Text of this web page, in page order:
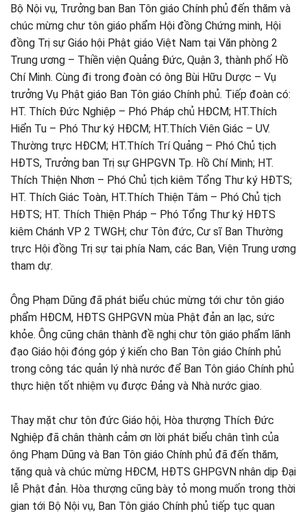
Bộ Nội vụ, Trưởng ban Ban Tôn giáo Chính phủ đến thăm và
chúc mừng chư tôn giáo phẩm Hội đồng Chứng minh, Hội
đồng Trị sự Giáo hội Phật giáo Việt Nam tại Văn phòng 2
Trung ương – Thiền viện Quảng Đức, Quận 3, thành phố Hồ
Chí Minh. Cùng đi trong đoàn có ông Bùi Hữu Dược – Vụ
trưởng Vụ Phật giáo Ban Tôn giáo Chính phủ. Tiếp đoàn có:
HT. Thích Đức Nghiệp – Phó Pháp chủ HĐCM; HT.Thích
Hiển Tu – Phó Thư ký HĐCM; HT.Thích Viên Giác – UV.
Thường trực HĐCM; HT.Thích Trí Quảng – Phó Chủ tịch
HĐTS, Trưởng ban Trị sự GHPGVN Tp. Hồ Chí Minh; HT.
Thích Thiện Nhơn – Phó Chủ tịch kiêm Tổng Thư ký HĐTS;
HT. Thích Giác Toàn, HT.Thích Thiện Tâm – Phó Chủ tịch
HĐTS; HT. Thích Thiện Pháp – Phó Tổng Thư ký HĐTS
kiêm Chánh VP 2 TWGH; chư Tôn đức, Cư sĩ Ban Thường
trực Hội đồng Trị sự tại phía Nam, các Ban, Viện Trung ương
tham dự.
Ông Phạm Dũng đã phát biểu chúc mừng tới chư tôn giáo
phẩm HĐCM, HĐTS GHPGVN mùa Phật đản an lạc, sức
khỏe. Ông cũng chân thành đề nghị chư tôn giáo phẩm lãnh
đạo Giáo hội đóng góp ý kiến cho Ban Tôn giáo Chính phủ
trong công tác quản lý nhà nước để Ban Tôn giáo Chính phủ
thực hiện tốt nhiệm vụ được Đảng và Nhà nước giao.
Thay mặt chư tôn đức Giáo hội, Hòa thượng Thích Đức
Nghiệp đã chân thành cảm ơn lời phát biểu chân tình của
ông Phạm Dũng và Ban Tôn giáo Chính phủ đã đến thăm,
tặng quà và chúc mừng HĐCM, HĐTS GHPGVN nhân dịp Đại
lễ Phật đản. Hòa thượng cũng bày tỏ mong muốn trong thời
gian tới Bộ Nội vụ, Ban Tôn giáo Chính phủ tiếp tục quan